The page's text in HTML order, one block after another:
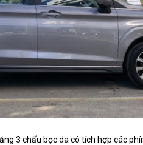
3 chấu bọc da có tích hợp các